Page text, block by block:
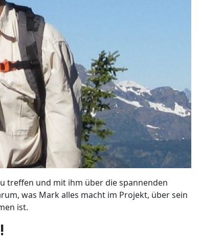
treffen und mit ihm über die spannenden
was Mark alles macht im Projekt, über sein
ist.